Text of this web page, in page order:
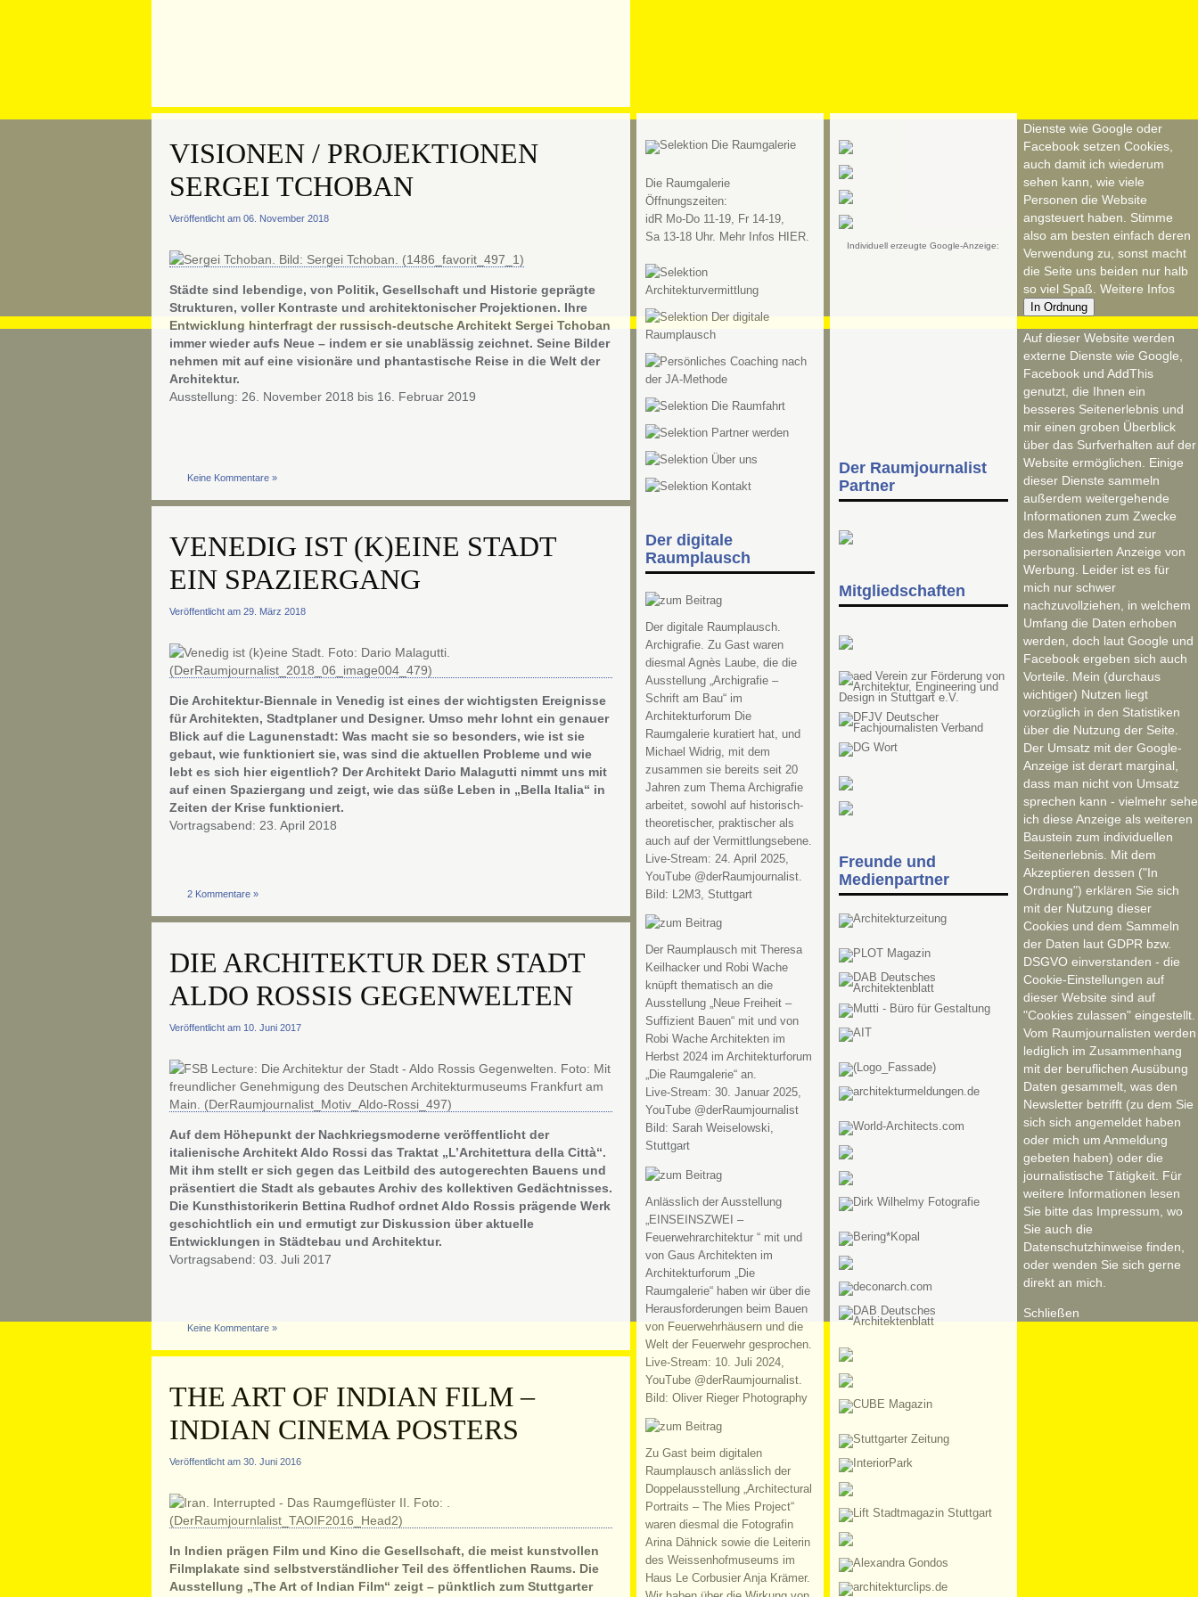
VISIONEN / PROJEKTIONEN
SERGEI TCHOBAN
Veröffentlicht am 06. November 2018
Städte sind lebendige, von Politik, Gesellschaft und Historie geprägte
Strukturen, voller Kontraste und architektonischer Projektionen. Ihre
Entwicklung hinterfragt der russisch-deutsche Architekt Sergei Tchoban
immer wieder aufs Neue – indem er sie unablässig zeichnet. Seine Bilder
nehmen mit auf eine visionäre und phantastische Reise in die Welt der
Architektur.
Ausstellung: 26. November 2018 bis 16. Februar 2019
Keine Kommentare »
VENEDIG IST (K)EINE STADT
EIN SPAZIERGANG
Veröffentlicht am 29. März 2018
Die Architektur-Biennale in Venedig ist eines der wichtigsten Ereignisse
für Architekten, Stadtplaner und Designer. Umso mehr lohnt ein genauer
Blick auf die Lagunenstadt: Was macht sie so besonders, wie ist sie
gebaut, wie funktioniert sie, was sind die aktuellen Probleme und wie
lebt es sich hier eigentlich? Der Architekt Dario Malagutti nimmt uns mit
auf einen Spaziergang und zeigt, wie das süße Leben in „Bella Italia“ in
Zeiten der Krise funktioniert.
Vortragsabend: 23. April 2018
2 Kommentare »
DIE ARCHITEKTUR DER STADT
ALDO ROSSIS GEGENWELTEN
Veröffentlicht am 10. Juni 2017
Auf dem Höhepunkt der Nachkriegsmoderne veröffentlicht der
italienische Architekt Aldo Rossi das Traktat „L’Architettura della Città“.
Mit ihm stellt er sich gegen das Leitbild des autogerechten Bauens und
präsentiert die Stadt als gebautes Archiv des kollektiven Gedächtnisses.
Die Kunsthistorikerin Bettina Rudhof ordnet Aldo Rossis prägende Werk
geschichtlich ein und ermutigt zur Diskussion über aktuelle
Entwicklungen in Städtebau und Architektur.
Vortragsabend: 03. Juli 2017
Keine Kommentare »
THE ART OF INDIAN FILM –
INDIAN CINEMA POSTERS
Veröffentlicht am 30. Juni 2016
In Indien prägen Film und Kino die Gesellschaft, die meist kunstvollen
Filmplakate sind selbstverständlicher Teil des öffentlichen Raums. Die
Ausstellung „The Art of Indian Film“ zeigt – pünktlich zum Stuttgarter
Die Raumgalerie
Öffnungszeiten:
idR Mo-Do 11-19, Fr 14-19,
Sa 13-18 Uhr. Mehr Infos HIER.
Der digitale
Raumplausch
Der digitale Raumplausch.
Archigrafie. Zu Gast waren
diesmal Agnès Laube, die die
Ausstellung „Archigrafie –
Schrift am Bau“ im
Architekturforum Die
Raumgalerie kuratiert hat, und
Michael Widrig, mit dem
zusammen sie bereits seit 20
Jahren zum Thema Archigrafie
arbeitet, sowohl auf historisch-
theoretischer, praktischer als
auch auf der Vermittlungsebene.
Live-Stream: 24. April 2025,
YouTube @derRaumjournalist.
Bild: L2M3, Stuttgart
Der Raumplausch mit Theresa
Keilhacker und Robi Wache
knüpft thematisch an die
Ausstellung „Neue Freiheit –
Suffizient Bauen“ mit und von
Robi Wache Architekten im
Herbst 2024 im Architekturforum
„Die Raumgalerie“ an.
Live-Stream: 30. Januar 2025,
YouTube @derRaumjournalist
Bild: Sarah Weiselowski,
Stuttgart
Anlässlich der Ausstellung
„EINSEINSZWEI –
Feuerwehrarchitektur “ mit und
von Gaus Architekten im
Architekturforum „Die
Raumgalerie“ haben wir über die
Herausforderungen beim Bauen
von Feuerwehrhäusern und die
Welt der Feuerwehr gesprochen.
Live-Stream: 10. Juli 2024,
YouTube @derRaumjournalist.
Bild: Oliver Rieger Photography
Zu Gast beim digitalen
Raumplausch anlässlich der
Doppelausstellung „Architectural
Portraits – The Mies Project“
waren diesmal die Fotografin
Arina Dähnick sowie die Leiterin
des Weissenhofmuseums im
Haus Le Corbusier Anja Krämer.
Individuell erzeugte Google-Anzeige:
Der Raumjournalist
Partner
Mitgliedschaften
Freunde und
Medienpartner
Dienste wie Google oder
Facebook setzen Cookies,
auch damit ich wiederum
sehen kann, wie viele
Personen die Website
angsteuert haben. Stimme
also am besten einfach deren
Verwendung zu, sonst macht
die Seite uns beiden nur halb
so viel Spaß. Weitere Infos
In Ordnung
Auf dieser Website werden
externe Dienste wie Google,
Facebook und AddThis
genutzt, die Ihnen ein
besseres Seitenerlebnis und
mir einen groben Überblick
über das Surfverhalten auf der
Website ermöglichen. Einige
dieser Dienste sammeln
außerdem weitergehende
Informationen zum Zwecke
des Marketings und zur
personalisierten Anzeige von
Werbung. Leider ist es für
mich nur schwer
nachzuvollziehen, in welchem
Umfang die Daten erhoben
werden, doch laut Google und
Facebook ergeben sich auch
Vorteile. Mein (durchaus
wichtiger) Nutzen liegt
vorzüglich in den Statistiken
über die Nutzung der Seite.
Der Umsatz mit der Google-
Anzeige ist derart marginal,
dass man nicht von Umsatz
sprechen kann - vielmehr sehe
ich diese Anzeige als weiteren
Baustein zum individuellen
Seitenerlebnis. Mit dem
Akzeptieren dessen ("In
Ordnung") erklären Sie sich
mit der Nutzung dieser
Cookies und dem Sammeln
der Daten laut GDPR bzw.
DSGVO einverstanden - die
Cookie-Einstellungen auf
dieser Website sind auf
"Cookies zulassen" eingestellt.
Vom Raumjournalisten werden
lediglich im Zusammenhang
mit der beruflichen Ausübung
Daten gesammelt, was den
Newsletter betrifft (zu dem Sie
sich sich angemeldet haben
oder mich um Anmeldung
gebeten haben) oder die
journalistische Tätigkeit. Für
weitere Informationen lesen
Sie bitte das Impressum, wo
Sie auch die
Datenschutzhinweise finden,
oder wenden Sie sich gerne
direkt an mich.
Schließen